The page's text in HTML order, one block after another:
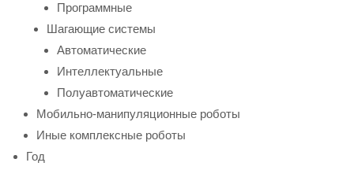
Программные
Шагающие системы
Автоматические
Интеллектуальные
Полуавтоматические
Мобильно-манипуляционные роботы
Иные комплексные роботы
Год